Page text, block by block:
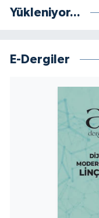
Yükleniyor...
E-Dergiler